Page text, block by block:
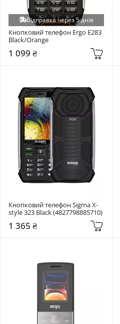
Відправка через 5 днів
Кнопковий телефон Ergo E283
Black/Orange
1 099 ₴
Кнопковий телефон Sigma X-
style 323 Black (4827798885710)
1 365 ₴